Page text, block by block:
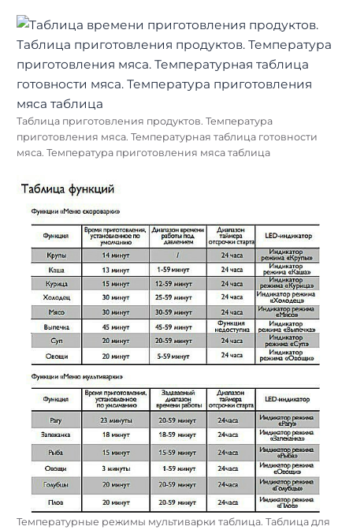
Таблица приготовления продуктов. Температура
приготовления мяса. Температурная таблица готовности
мяса. Температура приготовления мяса таблица
Температурные режимы мультиварки таблица. Таблица для